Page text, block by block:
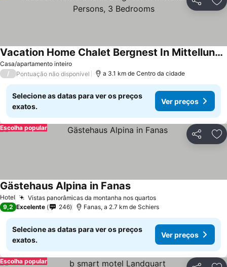
Partilhar
Casa/apartamento inteiro
Vacation Home Chalet Bergnest In Mittellunden - 6 Persons, 3 Bedrooms
/ Pontuação não disponível a 3.1 km de Centro da cidade
Selecione as datas para ver os preços
exatos.
Ver preços
Partilhar
Escolha popular
Hotel Vistas panorâmicas da montanha nos quartos
Gästehaus Alpina in Fanas
9,2 Excelente 246 Fanas, a 2.7 km de Schiers
Selecione as datas para ver os preços
exatos.
Ver preços
Escolha popular